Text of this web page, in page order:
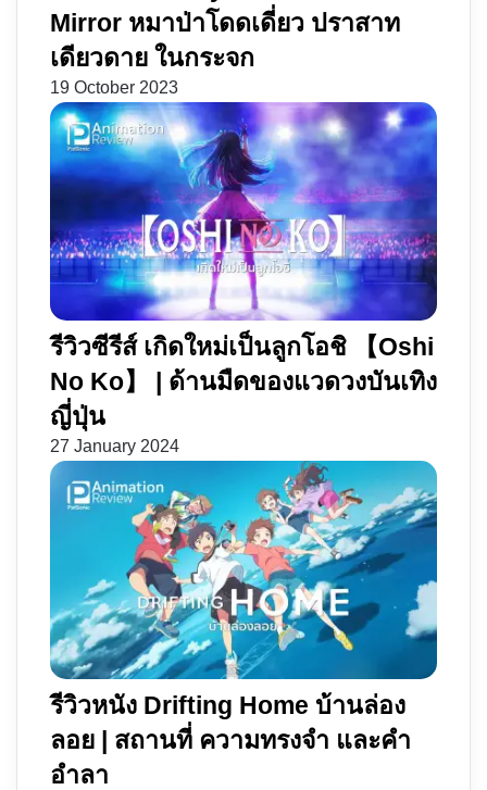
Mirror หมาป่าโดดเดี่ยว ปราสาท
เดียวดาย ในกระจก
19 October 2023
รีวิวซีรีส์ เกิดใหม่เป็นลูกโอชิ 【Oshi
No Ko】 | ด้านมืดของแวดวงบันเทิง
ญี่ปุ่น
27 January 2024
รีวิวหนัง Drifting Home บ้านล่อง
ลอย | สถานที่ ความทรงจำ และคำ
อำลา